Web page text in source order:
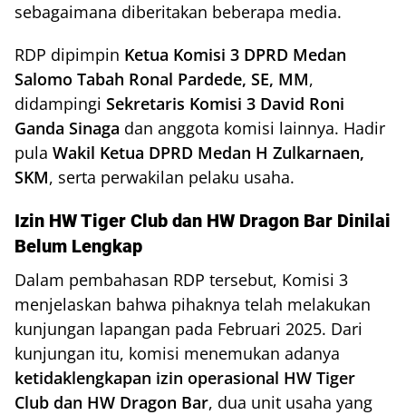
sebagaimana diberitakan beberapa media.
RDP dipimpin Ketua Komisi 3 DPRD Medan
Salomo Tabah Ronal Pardede, SE, MM,
didampingi Sekretaris Komisi 3 David Roni
Ganda Sinaga dan anggota komisi lainnya. Hadir
pula Wakil Ketua DPRD Medan H Zulkarnaen,
SKM, serta perwakilan pelaku usaha.
Izin HW Tiger Club dan HW Dragon Bar Dinilai
Belum Lengkap
Dalam pembahasan RDP tersebut, Komisi 3
menjelaskan bahwa pihaknya telah melakukan
kunjungan lapangan pada Februari 2025. Dari
kunjungan itu, komisi menemukan adanya
ketidaklengkapan izin operasional HW Tiger
Club dan HW Dragon Bar, dua unit usaha yang